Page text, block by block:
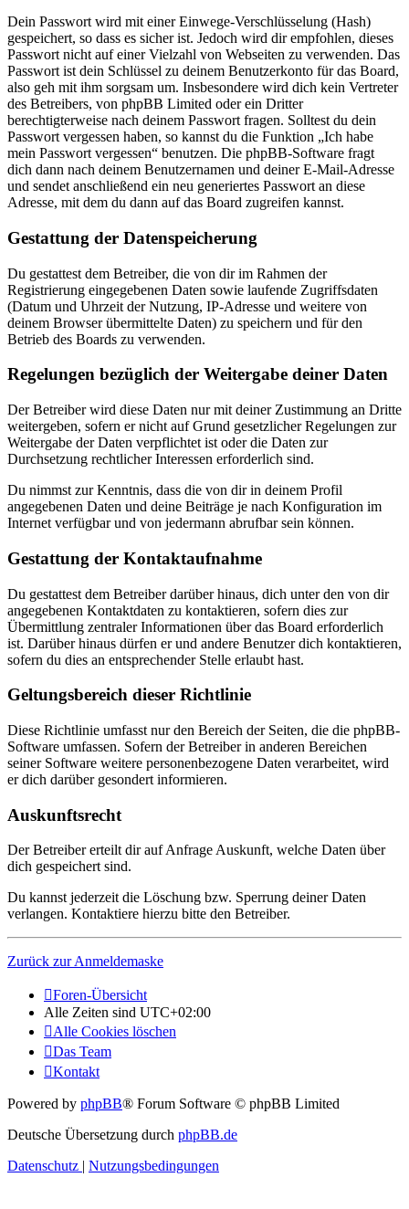
Dein Passwort wird mit einer Einwege-Verschlüsselung (Hash)
gespeichert, so dass es sicher ist. Jedoch wird dir empfohlen, dieses
Passwort nicht auf einer Vielzahl von Webseiten zu verwenden. Das
Passwort ist dein Schlüssel zu deinem Benutzerkonto für das Board,
also geh mit ihm sorgsam um. Insbesondere wird dich kein Vertreter
des Betreibers, von phpBB Limited oder ein Dritter
berechtigterweise nach deinem Passwort fragen. Solltest du dein
Passwort vergessen haben, so kannst du die Funktion „Ich habe
mein Passwort vergessen“ benutzen. Die phpBB-Software fragt
dich dann nach deinem Benutzernamen und deiner E-Mail-Adresse
und sendet anschließend ein neu generiertes Passwort an diese
Adresse, mit dem du dann auf das Board zugreifen kannst.
Gestattung der Datenspeicherung
Du gestattest dem Betreiber, die von dir im Rahmen der
Registrierung eingegebenen Daten sowie laufende Zugriffsdaten
(Datum und Uhrzeit der Nutzung, IP-Adresse und weitere von
deinem Browser übermittelte Daten) zu speichern und für den
Betrieb des Boards zu verwenden.
Regelungen bezüglich der Weitergabe deiner Daten
Der Betreiber wird diese Daten nur mit deiner Zustimmung an Dritte
weitergeben, sofern er nicht auf Grund gesetzlicher Regelungen zur
Weitergabe der Daten verpflichtet ist oder die Daten zur
Durchsetzung rechtlicher Interessen erforderlich sind.
Du nimmst zur Kenntnis, dass die von dir in deinem Profil
angegebenen Daten und deine Beiträge je nach Konfiguration im
Internet verfügbar und von jedermann abrufbar sein können.
Gestattung der Kontaktaufnahme
Du gestattest dem Betreiber darüber hinaus, dich unter den von dir
angegebenen Kontaktdaten zu kontaktieren, sofern dies zur
Übermittlung zentraler Informationen über das Board erforderlich
ist. Darüber hinaus dürfen er und andere Benutzer dich kontaktieren,
sofern du dies an entsprechender Stelle erlaubt hast.
Geltungsbereich dieser Richtlinie
Diese Richtlinie umfasst nur den Bereich der Seiten, die die phpBB-
Software umfassen. Sofern der Betreiber in anderen Bereichen
seiner Software weitere personenbezogene Daten verarbeitet, wird
er dich darüber gesondert informieren.
Auskunftsrecht
Der Betreiber erteilt dir auf Anfrage Auskunft, welche Daten über
dich gespeichert sind.
Du kannst jederzeit die Löschung bzw. Sperrung deiner Daten
verlangen. Kontaktiere hierzu bitte den Betreiber.
Zurück zur Anmeldemaske
Foren-Übersicht
Alle Zeiten sind UTC+02:00
Alle Cookies löschen
Das Team
Kontakt
Powered by phpBB® Forum Software © phpBB Limited
Deutsche Übersetzung durch phpBB.de
Datenschutz | Nutzungsbedingungen